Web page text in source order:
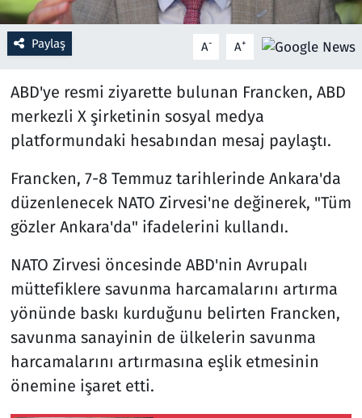
Paylaş A- A+
ABD'ye resmi ziyarette bulunan Francken, ABD
merkezli X şirketinin sosyal medya
platformundaki hesabından mesaj paylaştı.
Francken, 7-8 Temmuz tarihlerinde Ankara'da
düzenlenecek NATO Zirvesi'ne değinerek, "Tüm
gözler Ankara'da" ifadelerini kullandı.
NATO Zirvesi öncesinde ABD'nin Avrupalı
müttefiklere savunma harcamalarını artırma
yönünde baskı kurduğunu belirten Francken,
savunma sanayinin de ülkelerin savunma
harcamalarını artırmasına eşlik etmesinin
önemine işaret etti.
Savunma Sanayi
Spor
Televizyon